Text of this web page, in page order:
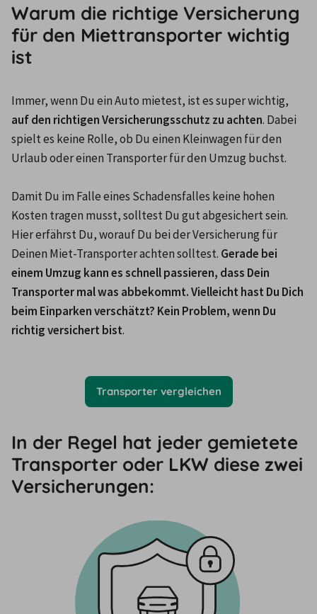
Warum die richtige Versicherung
für den Miettransporter wichtig
ist
Immer, wenn Du ein Auto mietest, ist es super wichtig,
auf den richtigen Versicherungsschutz zu achten. Dabei
spielt es keine Rolle, ob Du einen Kleinwagen für den
Urlaub oder einen Transporter für den Umzug buchst.
Damit Du im Falle eines Schadensfalles keine hohen
Kosten tragen musst, solltest Du gut abgesichert sein.
Hier erfährst Du, worauf Du bei der Versicherung für
Deinen Miet-Transporter achten solltest. Gerade bei
einem Umzug kann es schnell passieren, dass Dein
Transporter mal was abbekommt. Vielleicht hast Du Dich
beim Einparken verschätzt? Kein Problem, wenn Du
richtig versichert bist.
Transporter vergleichen
In der Regel hat jeder gemietete
Transporter oder LKW diese zwei
Versicherungen: